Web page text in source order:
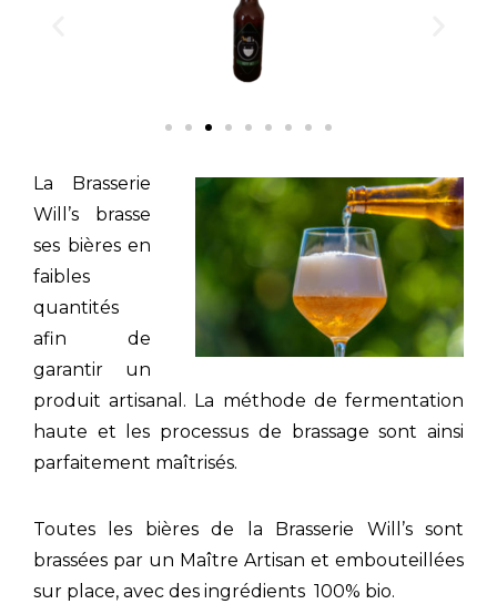
La Brasserie
Will’s brasse
ses bières en
faibles
quantités
afin de
garantir un
produit artisanal. La méthode de fermentation
haute et les processus de brassage sont ainsi
parfaitement maîtrisés.
Toutes les bières de la Brasserie Will’s sont
brassées par un Maître Artisan et embouteillées
sur place, avec des ingrédients 100% bio.